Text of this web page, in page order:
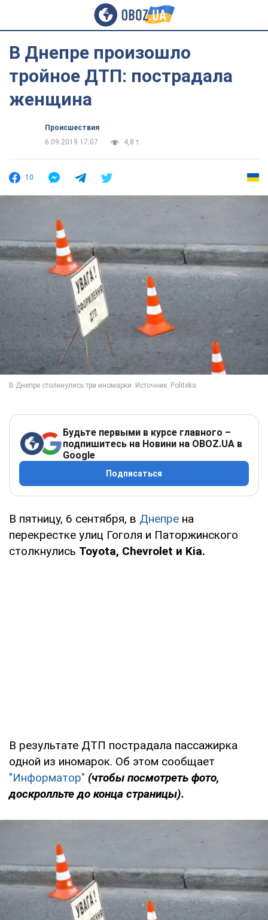
В Днепре произошло
тройное ДТП: пострадала
женщина
Происшествия
6.09.2019 17:07
4,8 т.
10
Будьте первыми в курсе главного –
подпишитесь на Новини на OBOZ.UA в
Google
Подписаться
В пятницу, 6 сентября, в Днепре на
перекрестке улиц Гоголя и Паторжинского
столкнулись Toyota, Chevrolet и Kia.
В результате ДТП пострадала пассажирка
одной из иномарок. Об этом сообщает
"Информатор" (чтобы посмотреть фото,
доскролльте до конца страницы).